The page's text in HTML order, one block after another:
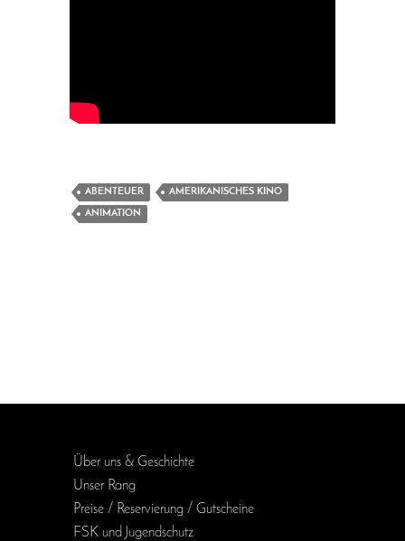
ABENTEUER AMERIKANISCHES KINO
ANIMATION
Über uns & Geschichte
Unser Rang
Preise / Reservierung / Gutscheine
FSK und Jugendschutz